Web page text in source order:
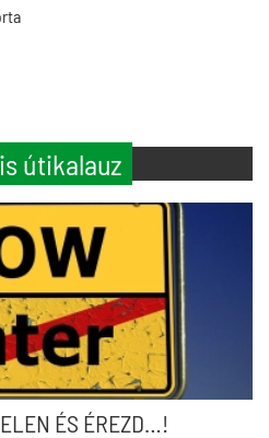
útikalauz
ÉS ÉREZD…!